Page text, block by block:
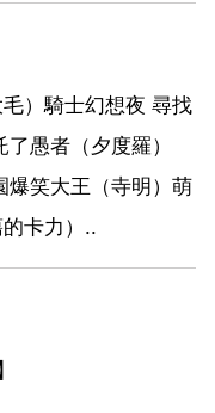
）騎士幻想夜 尋找
愚者（夕度羅）
爆笑大王（寺明）萌
卡力）..